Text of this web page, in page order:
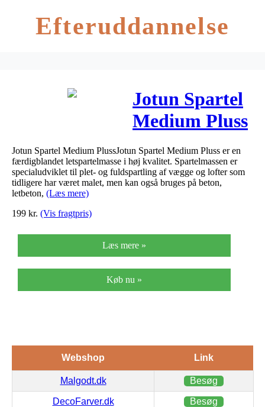
Efteruddannelse
Jotun Spartel
Medium Pluss
10 Liter
Jotun Spartel Medium PlussJotun Spartel Medium Pluss er en
færdigblandet letspartelmasse i høj kvalitet. Spartelmassen er
specialudviklet til plet- og fuldspartling af vægge og lofter som
tidligere har været malet, men kan også bruges på beton,
letbeton, (Læs mere)
199 kr. (Vis fragtpris)
Læs mere »
Køb nu »
Webshop Link
Malgodt.dk Besøg
DecoFarver.dk Besøg